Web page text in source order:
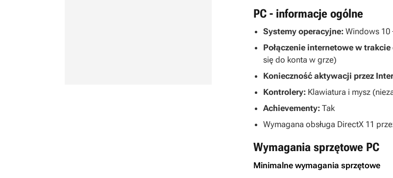
PC - informacje ogólne
Systemy operacyjne: Windows 10
Połączenie internetowe w trakcie
się do konta w grze)
Konieczność aktywacji przez
Kontrolery: Klawiatura i mysz
Achievementy: Tak
Wymagana obsługa DirectX 11
Wymagania sprzętowe PC
Minimalne wymagania sprzętowe